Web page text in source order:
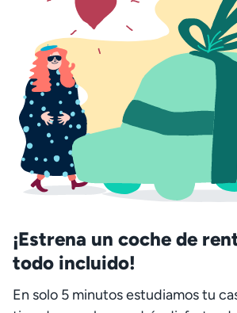
¡Estrena un coche de
todo incluido!
En solo 5 minutos estudiamos tu